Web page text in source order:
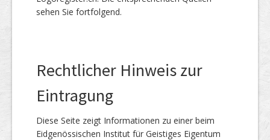
sehen Sie fortfolgend.
Rechtlicher Hinweis zur
Eintragung
Diese Seite zeigt Informationen zu einer beim
Eidgenössischen Institut für Geistiges Eigentum